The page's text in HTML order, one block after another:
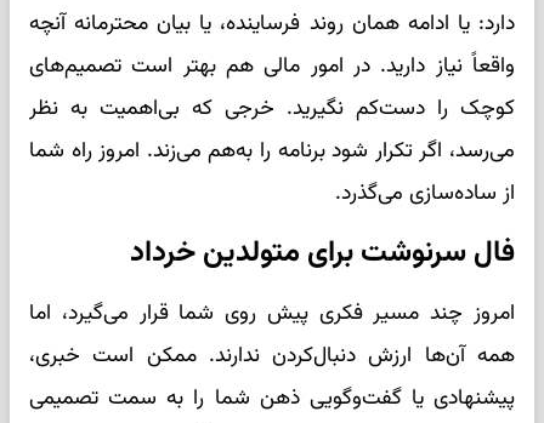
دارد: یا ادامه همان روند فرساینده، یا بیان محترمانه آنچه
واقعاً نیاز دارید. در امور مالی هم بهتر است تصمیم‌های
کوچک را دست‌کم نگیرید. خرجی که بی‌اهمیت به نظر
می‌رسد، اگر تکرار شود برنامه را به‌هم می‌زند. امروز راه شما
از ساده‌سازی می‌گذرد.
فال سرنوشت برای متولدین خرداد
امروز چند مسیر فکری پیش روی شما قرار می‌گیرد، اما
همه آن‌ها ارزش دنبال‌کردن ندارند. ممکن است خبری،
پیشنهادی یا گفت‌وگویی ذهن شما را به سمت تصمیمی